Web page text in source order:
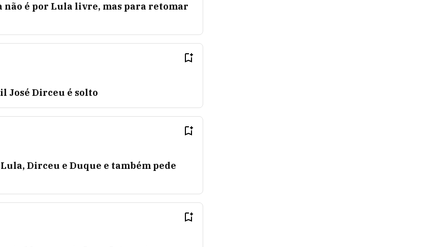
não é por Lula livre, mas para retomar
José Dirceu é solto
Dirceu e Duque e também pede